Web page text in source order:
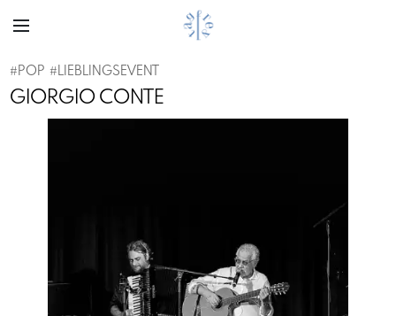
#POP #LIEBLINGSEVENT
GIORGIO CONTE
Previous Next